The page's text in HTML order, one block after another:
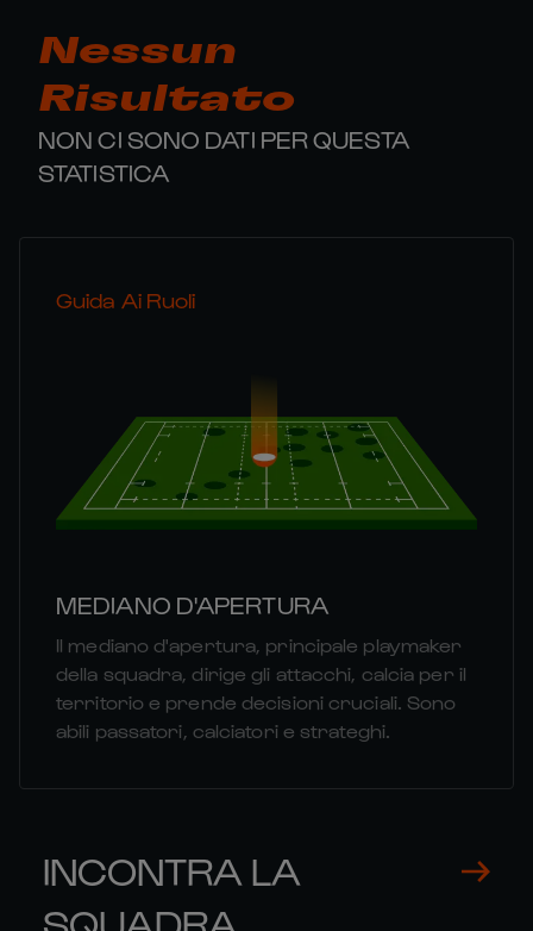
Nessun
Risultato
NON CI SONO DATI PER QUESTA
STATISTICA
Guida Ai Ruoli
MEDIANO D'APERTURA
Il mediano d'apertura, principale playmaker
della squadra, dirige gli attacchi, calcia per il
territorio e prende decisioni cruciali. Sono
abili passatori, calciatori e strateghi.
INCONTRA LA